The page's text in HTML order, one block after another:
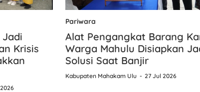
Jadi
Krisis
Pariwara
Alat Pengangkat Barang
Warga Mahulu Disiapkan
Solusi Saat Banjir
Kabupaten Mahakam Ulu 27 Jul 2026